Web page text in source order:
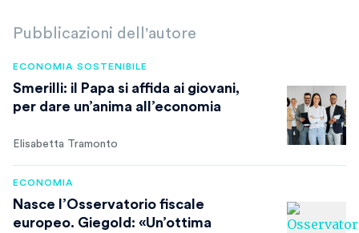
Pubblicazioni dell'autore
ECONOMIA SOSTENIBILE
Smerilli: il Papa si affida ai giovani,
per dare un’anima all’economia
Elisabetta Tramonto
ECONOMIA
Nasce l’Osservatorio fiscale
europeo. Giegold: «Un’ottima